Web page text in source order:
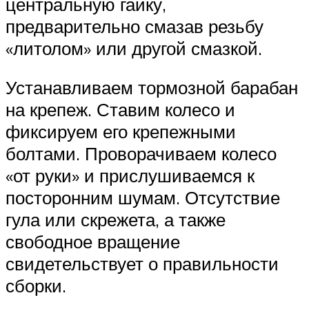
предварительно смазав резьбу
«литолом» или другой смазкой.
Устанавливаем тормозной барабан
на крепеж. Ставим колесо и
фиксируем его крепежными
болтами. Проворачиваем колесо
«от руки» и прислушиваемся к
посторонним шумам. Отсутствие
гула или скрежета, а также
свободное вращение
свидетельствует о правильности
сборки.